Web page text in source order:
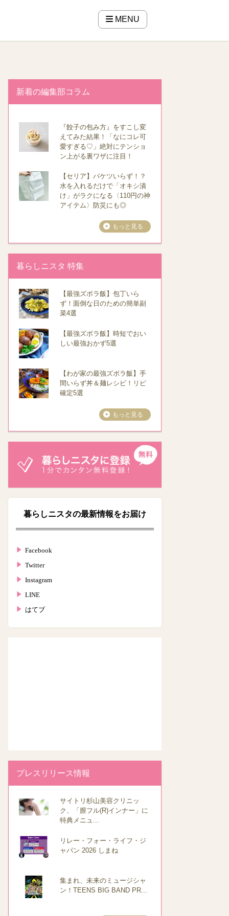
MENU
新着の編集部コラム
『餃子の包み方』をすこし変
えてみた結果！「なにコレ可
愛すぎる♡」絶対にテンショ
ン上がる裏ワザに注目！
【セリア】バケツいらず！？
水を入れるだけで「オキシ漬
け」がラクになる〈110円の神
アイテム〉防災にも◎
もっと見る
暮らしニスタ 特集
【最強ズボラ飯】包丁いら
ず！面倒な日のための簡単副
菜4選
【最強ズボラ飯】時短でおい
しい最強おかず5選
【わが家の最強ズボラ飯】手
間いらず丼＆麺レシピ！リピ
確定5選
もっと見る
暮らしニスタの最新情報をお届け
Facebook
Twitter
Instagram
LINE
はてブ
プレスリリース情報
サイトリ杉山美容クリニッ
ク、「膣フル(R)インナー」に
特典メニュ...
リレー・フォー・ライフ・ジ
ャパン 2026 しまね
集まれ、未来のミュージシャ
ン！TEENS BIG BAND PR...